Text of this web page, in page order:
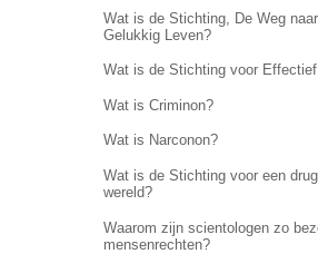
Wat is de Stichting, De Weg
Gelukkig Leven?
Wat is de Stichting voor
Wat is Criminon?
Wat is Narconon?
Wat is de Stichting voor een
wereld?
Waarom zijn scientologen zo
mensenrechten?